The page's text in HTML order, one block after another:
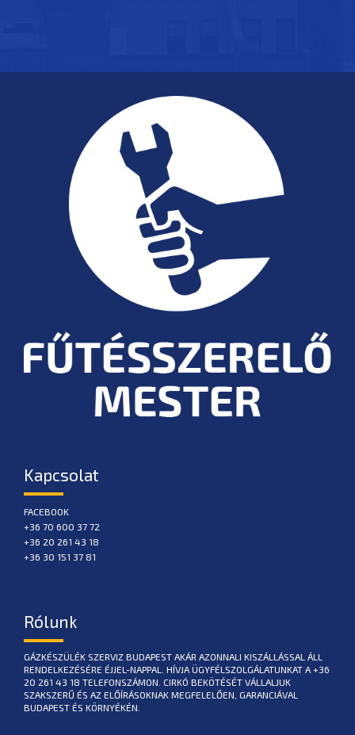
Kapcsolat
FACEBOOK
+36 70 600 37 72
+36 20 261 43 18
+36 30 151 37 81
Rólunk
GÁZKÉSZÜLÉK SZERVIZ BUDAPEST AKÁR AZONNALI KISZÁLLÁSSAL ÁLL
RENDELKEZÉSÉRE ÉJJEL-NAPPAL. HÍVJA ÜGYFÉLSZOLGÁLATUNKAT A +36
20 261 43 18 TELEFONSZÁMON. CIRKÓ BEKÖTÉSÉT VÁLLALJUK
SZAKSZERŰ ÉS AZ ELŐÍRÁSOKNAK MEGFELELŐEN, GARANCIÁVAL
BUDAPEST ÉS KÖRNYÉKÉN.